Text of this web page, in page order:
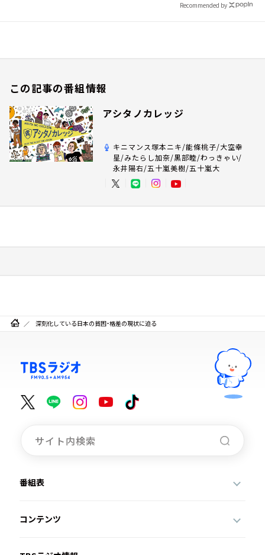
Recommended by
この記事の番組情報
アシタノカレッジ
キニマンス塚本ニキ/能條桃子/大空幸
星/みたらし加奈/黒部睦/わっきゃい/
永井陽右/五十嵐美樹/五十嵐大
深刻化している日本の貧困・格差の現状に迫る
番組表
コンテンツ